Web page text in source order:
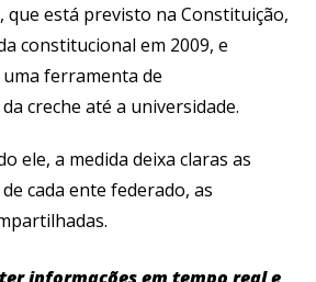
que está previsto na Constituição,
constitucional em 2009, e
ferramenta de
creche até a universidade.
ele, a medida deixa claras as
cada ente federado, as